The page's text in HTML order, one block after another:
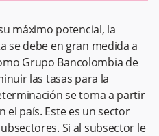
máximo potencial, la
se debe en gran medida a
Grupo Bancolombia de
las tasas para la
se toma a partir
país. Este es un sector
Si al subsector le